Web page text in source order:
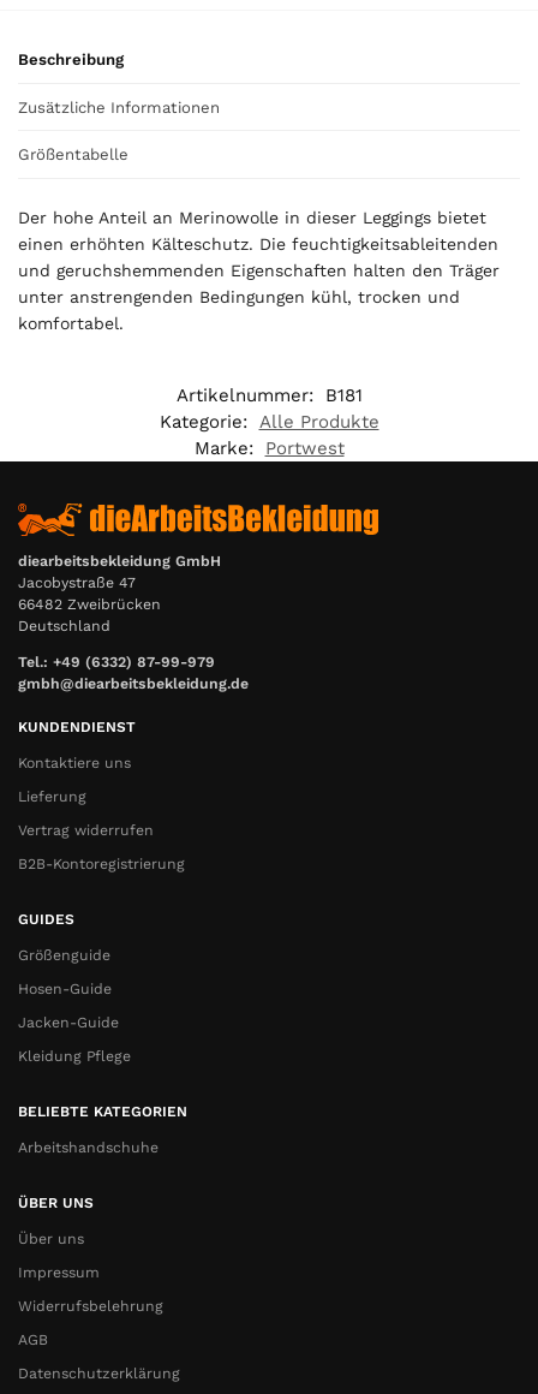
t
a
i
,
0
0
€
Beschreibung
Zusätzliche Informationen
Größentabelle
Der hohe Anteil an Merinowolle in dieser Leggings bietet
einen erhöhten Kälteschutz. Die feuchtigkeitsableitenden
und geruchshemmenden Eigenschaften halten den Träger
unter anstrengenden Bedingungen kühl, trocken und
komfortabel.
Artikelnummer:
B181
Kategorie: Alle Produkte
Marke:
Portwest
diearbeitsbekleidung GmbH
Jacobystraße 47
66482 Zweibrücken
Deutschland
Tel.: +49 (6332) 87-99-979
gmbh@diearbeitsbekleidung.de
KUNDENDIENST
Kontaktiere uns
Lieferung
Vertrag widerrufen
B2B-Kontoregistrierung
GUIDES
Größenguide
Hosen-Guide
Jacken-Guide
Kleidung Pflege
BELIEBTE KATEGORIEN
Arbeitshandschuhe
ÜBER UNS
Über uns
Impressum
Widerrufsbelehrung
AGB
Datenschutzerklärung